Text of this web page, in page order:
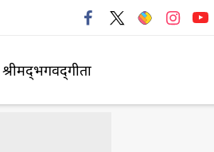
श्रीमद्‍भगवद्‍गीता